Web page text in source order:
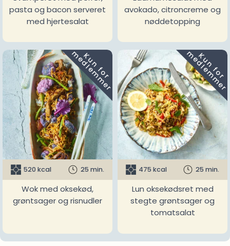
pasta og bacon serveret
med hjertesalat
avokado, citroncreme og
nøddetopping
K
u
n
f
o
r
m
e
d
l
e
m
m
e
r
520 kcal 25 min.
Wok med oksekød,
grøntsager og risnudler
K
u
n
f
o
r
m
e
d
l
e
m
m
e
r
475 kcal 25 min.
Lun oksekødsret med
stegte grøntsager og
tomatsalat